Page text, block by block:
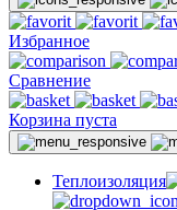
Избранное
Сравнение
Корзина пуста
Теплоизоляция